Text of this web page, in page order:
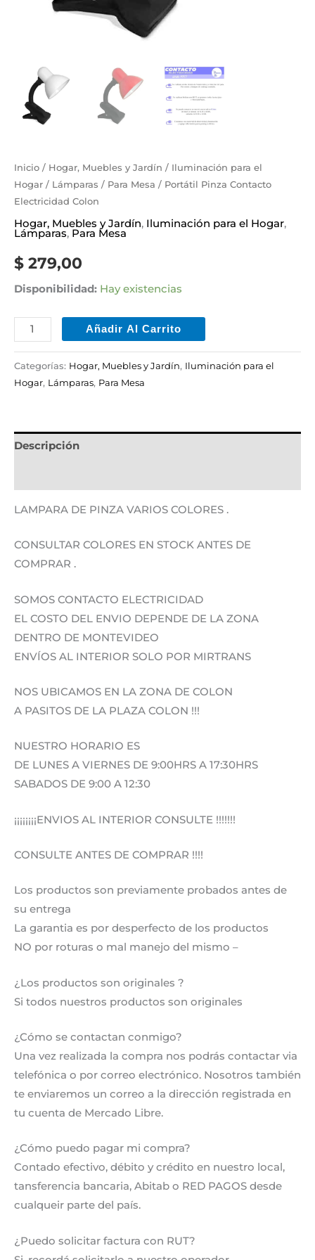
Inicio / Hogar, Muebles y Jardín / Iluminación para el
Hogar / Lámparas / Para Mesa / Portátil Pinza Contacto
Electricidad Colon
Hogar, Muebles y Jardín, Iluminación para el Hogar,
Lámparas, Para Mesa
$ 279,00
Disponibilidad: Hay existencias
Añadir Al Carrito
Categorías: Hogar, Muebles y Jardín, Iluminación para el
Hogar, Lámparas, Para Mesa
Descripción
LAMPARA DE PINZA VARIOS COLORES .
CONSULTAR COLORES EN STOCK ANTES DE
COMPRAR .
SOMOS CONTACTO ELECTRICIDAD
EL COSTO DEL ENVIO DEPENDE DE LA ZONA
DENTRO DE MONTEVIDEO
ENVÍOS AL INTERIOR SOLO POR MIRTRANS
NOS UBICAMOS EN LA ZONA DE COLON
A PASITOS DE LA PLAZA COLON !!!
NUESTRO HORARIO ES
DE LUNES A VIERNES DE 9:00HRS A 17:30HRS
SABADOS DE 9:00 A 12:30
¡¡¡¡¡¡¡¡ENVIOS AL INTERIOR CONSULTE !!!!!!!
CONSULTE ANTES DE COMPRAR !!!!
Los productos son previamente probados antes de
su entrega
La garantia es por desperfecto de los productos
NO por roturas o mal manejo del mismo –
¿Los productos son originales ?
Si todos nuestros productos son originales
¿Cómo se contactan conmigo?
Una vez realizada la compra nos podrás contactar via
telefónica o por correo electrónico. Nosotros también
te enviaremos un correo a la dirección registrada en
tu cuenta de Mercado Libre.
¿Cómo puedo pagar mi compra?
Contado efectivo, débito y crédito en nuestro local,
tansferencia bancaria, Abitab o RED PAGOS desde
cualqueir parte del país.
¿Puedo solicitar factura con RUT?